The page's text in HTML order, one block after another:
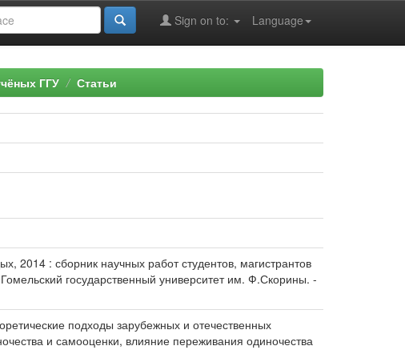
Language
Sign on to:
ГГУ Статьи
2014 : сборник научных работ студентов, магистрантов
государственный университет им. Ф.Скорины. -
подходы зарубежных и отечественных
и самооценки, влияние переживания одиночества